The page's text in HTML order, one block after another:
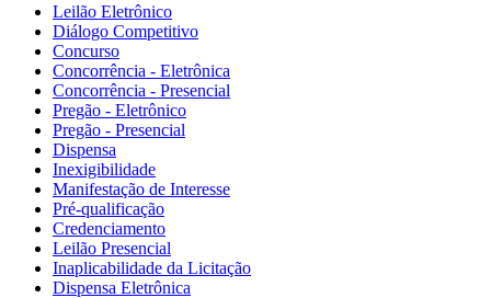
Leilão Eletrônico
Diálogo Competitivo
Concurso
Concorrência - Eletrônica
Concorrência - Presencial
Pregão - Eletrônico
Pregão - Presencial
Dispensa
Inexigibilidade
Manifestação de Interesse
Pré-qualificação
Credenciamento
Leilão Presencial
Inaplicabilidade da Licitação
Dispensa Eletrônica